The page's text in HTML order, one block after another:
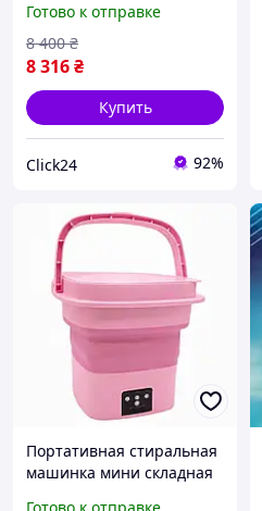
зубов, п
Готово к отправке
8 316₴
8 400 ₴
Купить
Click24 92%
Портативная стиральная
машинка мини складная